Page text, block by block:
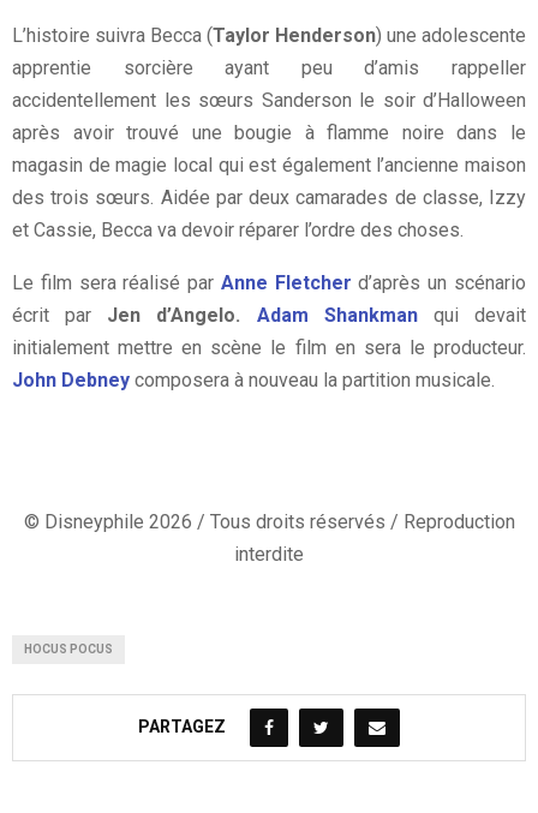
L’histoire suivra Becca (Taylor Henderson) une adolescente
apprentie sorcière ayant peu d’amis rappeller
accidentellement les sœurs Sanderson le soir d’Halloween
après avoir trouvé une bougie à flamme noire dans le
magasin de magie local qui est également l’ancienne maison
des trois sœurs. Aidée par deux camarades de classe, Izzy
et Cassie, Becca va devoir réparer l’ordre des choses.
Le film sera réalisé par Anne Fletcher d’après un scénario
écrit par Jen d’Angelo. Adam Shankman
qui devait
initialement mettre en scène le film en sera le producteur.
John Debney composera à nouveau la partition musicale.
© Disneyphile 2026 / Tous droits réservés / Reproduction
interdite
HOCUS POCUS
PARTAGEZ